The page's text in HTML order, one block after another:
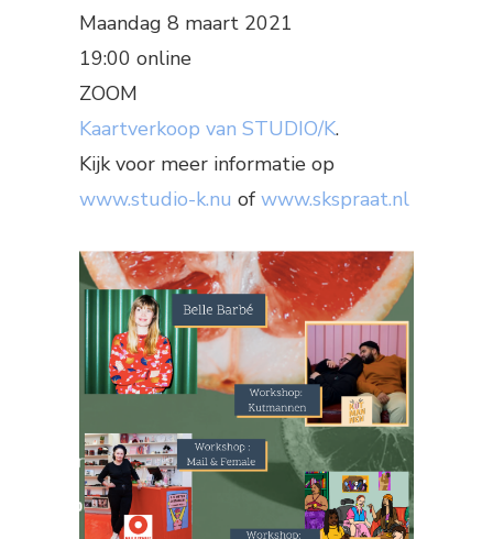
Maandag 8 maart 2021
19:00 online
ZOOM
Kaartverkoop van STUDIO/K.
Kijk voor meer informatie op
www.studio-k.nu ofwww.skspraat.nl